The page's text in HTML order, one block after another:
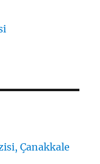
Çanakkale